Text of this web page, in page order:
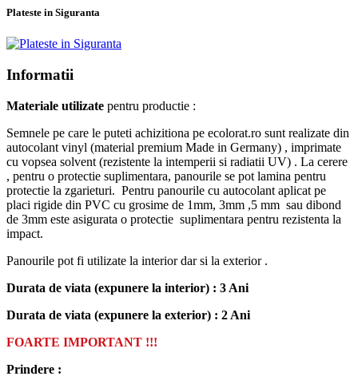
Plateste in Siguranta
Informatii
Materiale utilizate pentru productie :
Semnele pe care le puteti achizitiona pe ecolorat.ro sunt realizate din
autocolant vinyl (material premium Made in Germany) , imprimate
cu vopsea solvent (rezistente la intemperii si radiatii UV) . La cerere
, pentru o protectie suplimentara, panourile se pot lamina pentru
protectie la zgarieturi. Pentru panourile cu autocolant aplicat pe
placi rigide din PVC cu grosime de 1mm, 3mm ,5 mm sau dibond
de 3mm este asigurata o protectie suplimentara pentru rezistenta la
impact.
Panourile pot fi utilizate la interior dar si la exterior .
Durata de viata (expunere la interior) : 3 Ani
Durata de viata (expunere la exterior) : 2 Ani
FOARTE IMPORTANT !!!
Prindere :